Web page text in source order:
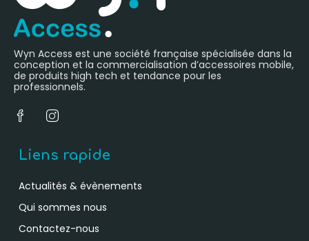
Wyn Access est une société française spécialisée dans la
conception et la commercialisation d’accessoires mobile,
de produits high tech et tendance pour les
professionnels.
Liens rapide
Actualités & évènements
Qui sommes nous
Contactez-nous